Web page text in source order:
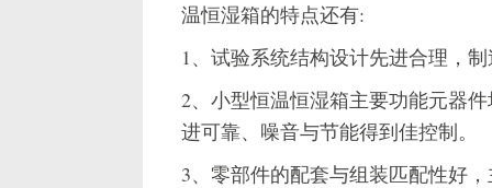
温恒湿箱的特点还有:
1、试验系统结构设计先进合理，
2、小型恒温恒湿箱主要功能元器
进可靠、噪音与节能得到佳控制。
3、零部件的配套与组装匹配性好